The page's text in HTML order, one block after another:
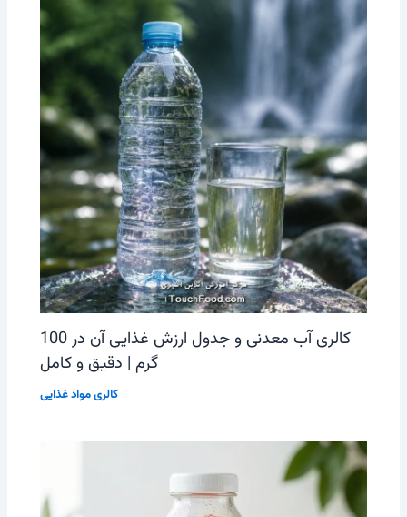
کالری آب معدنی و جدول ارزش غذایی آن در 100
گرم | دقیق و کامل
کالری مواد غذایی